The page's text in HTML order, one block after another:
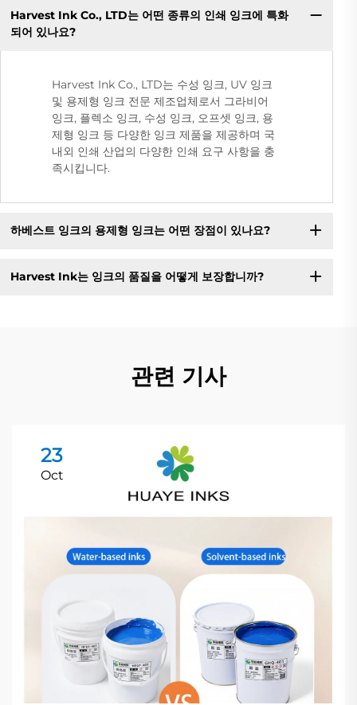
Harvest Ink Co., LTD는 어떤 종류의 인쇄 잉크에 특화
되어 있나요?
Harvest Ink Co., LTD는 수성 잉크, UV 잉크
및 용제형 잉크 전문 제조업체로서 그라비어
잉크, 플렉소 잉크, 수성 잉크, 오프셋 잉크, 용
제형 잉크 등 다양한 잉크 제품을 제공하며 국
내외 인쇄 산업의 다양한 인쇄 요구 사항을 충
족시킵니다.
하베스트 잉크의 용제형 잉크는 어떤 장점이 있나요?
Harvest Ink는 잉크의 품질을 어떻게 보장합니까?
관련 기사
23
Oct